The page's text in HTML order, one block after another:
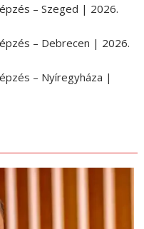
– Szeged | 2026.
– Debrecen | 2026.
– Nyíregyháza |